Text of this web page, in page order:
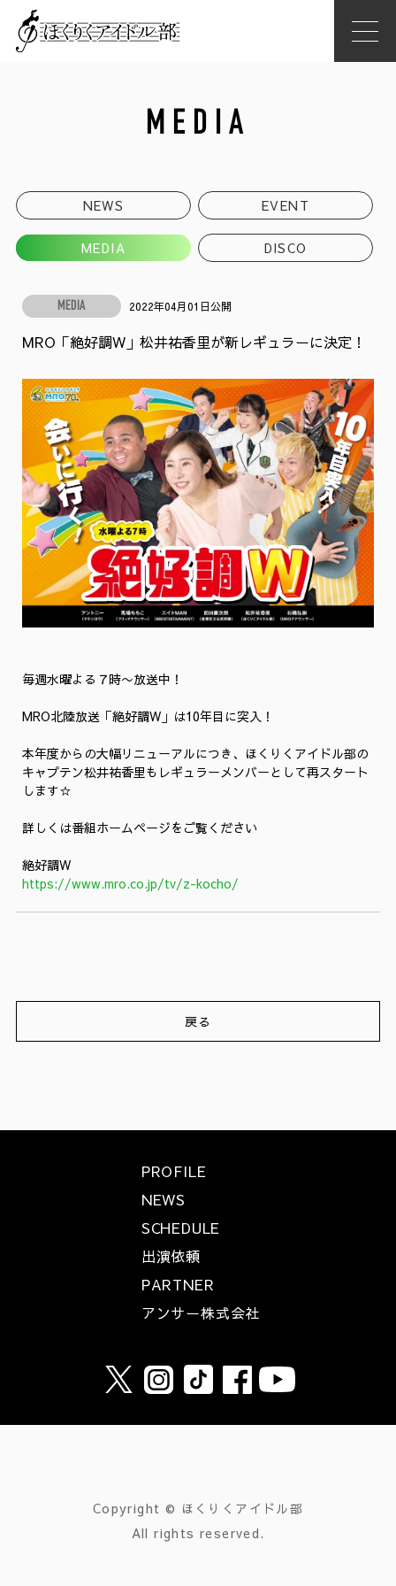
MEDIA
NEWS EVENT
MEDIA DISCO
MEDIA 2022年04月01日公開
MRO「絶好調W」松井祐香里が新レギュラーに決定！
毎週水曜よる７時〜放送中！
MRO北陸放送「絶好調W」は10年目に突入！
本年度からの大幅リニューアルにつき、ほくりくアイドル部の
キャプテン松井祐香里もレギュラーメンバーとして再スタート
します☆
詳しくは番組ホームページをご覧ください
絶好調W
https://www.mro.co.jp/tv/z-kocho/
戻る
PROFILE
NEWS
SCHEDULE
出演依頼
PARTNER
アンサー株式会社
Copyright © ほくりくアイドル部
All rights reserved.